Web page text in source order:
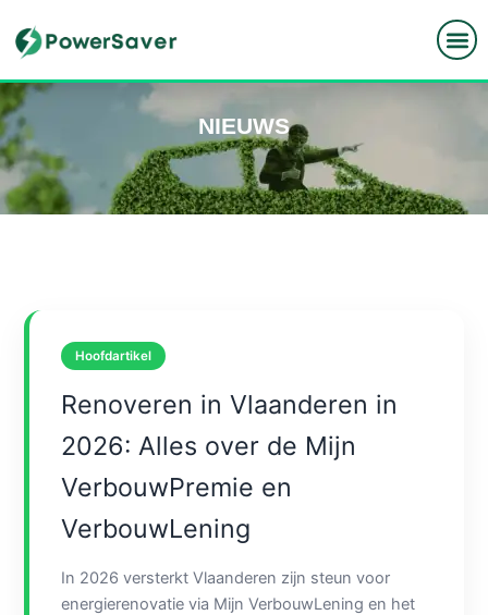
naar
inhoud
NIEUWS
Hoofdartikel
Renoveren in Vlaanderen in
2026: Alles over de Mijn
VerbouwPremie en
VerbouwLening
In 2026 versterkt Vlaanderen zijn steun voor
energierenovatie via Mijn VerbouwLening en het